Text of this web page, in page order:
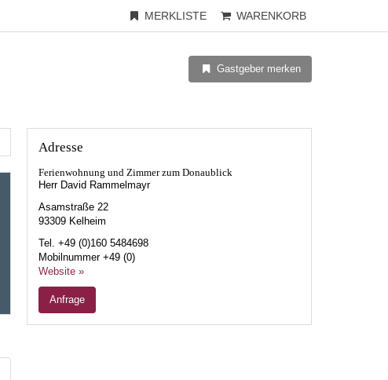
MERKLISTE WARENKORB
Gastgeber merken
Adresse
Ferienwohnung und Zimmer zum Donaublick
Herr David Rammelmayr
Asamstraße 22
93309 Kelheim
Tel. +49 (0)160 5484698
Mobilnummer +49 (0)
Website »
Anfrage